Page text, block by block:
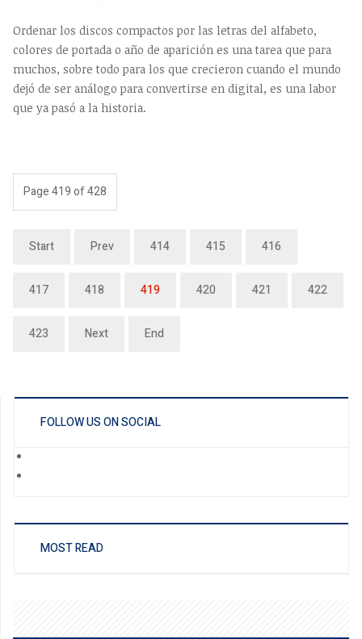
Ordenar los discos compactos por las letras del alfabeto,
colores de portada o año de aparición es una tarea que para
muchos, sobre todo para los que crecieron cuando el mundo
dejó de ser análogo para convertirse en digital, es una labor
que ya pasó a la historia.
Page 419 of 428
Start Prev 414 415 416
417 418 419 420 421 422
423 Next End
FOLLOW US ON SOCIAL
MOST READ